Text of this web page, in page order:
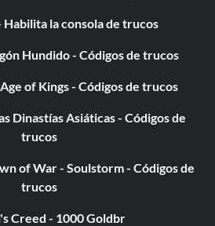
yo primero - Mata a 50 enemigos
la consola de trucos
Hundido - Códigos de trucos
of Kings - Códigos de trucos
Dinastías Asiáticas - Códigos de
trucos
of War - Soulstorm - Códigos de
trucos
Creed - 1000 Goldbr